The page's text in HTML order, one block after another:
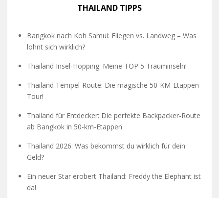
THAILAND TIPPS
Bangkok nach Koh Samui: Fliegen vs. Landweg – Was
lohnt sich wirklich?
Thailand Insel-Hopping: Meine TOP 5 Trauminseln!
Thailand Tempel-Route: Die magische 50-KM-Etappen-
Tour!
Thailand für Entdecker: Die perfekte Backpacker-Route
ab Bangkok in 50-km-Etappen
Thailand 2026: Was bekommst du wirklich für dein
Geld?
Ein neuer Star erobert Thailand: Freddy the Elephant ist
da!